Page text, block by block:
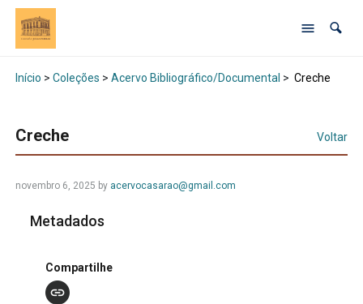
Início > Coleções > Acervo Bibliográfico/Documental > Creche
Creche Voltar
novembro 6, 2025 by acervocasarao@gmail.com
Metadados
Compartilhe